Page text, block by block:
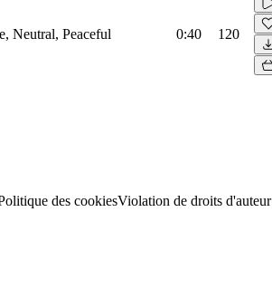
Neutral, Peaceful 0:40 120
des cookiesViolation de droits d'auteur